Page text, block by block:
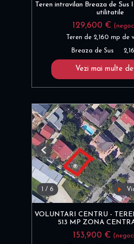
Teren intravilan Breaza de Sus
utilitatile
129,600 €
Teren de 2,160 mp de
Breaza de Sus
Vezi mai multe
/ 6
Previous
VOLUNTARI CENTRU -
513 MP ZONA
153,900 €